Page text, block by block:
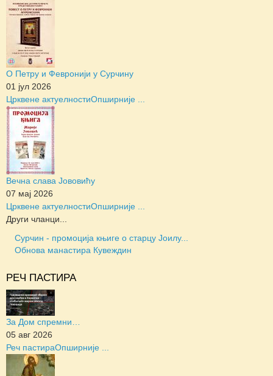
О Петру и Февронији у Сурчину
01 јул 2026
Црквене актуелностиОпширније ...
Вечна слава Јововићу
07 мај 2026
Црквене актуелностиОпширније ...
Други чланци...
Сурчин - промоција књиге о старцу Јоилу...
Обнова манастира Кувеждин
РЕЧ ПАСТИРА
За Дом спремни…
05 авг 2026
Реч пастираОпширније ...